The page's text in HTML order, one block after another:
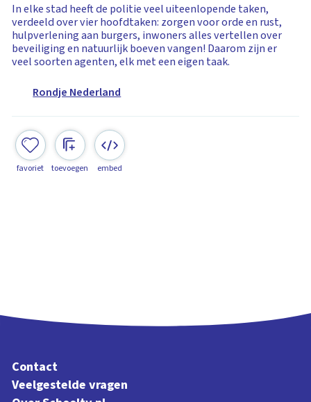
In elke stad heeft de politie veel uiteenlopende taken,
verdeeld over vier hoofdtaken: zorgen voor orde en rust,
hulpverlening aan burgers, inwoners alles vertellen over
beveiliging en natuurlijk boeven vangen! Daarom zijn er
veel soorten agenten, elk met een eigen taak.
Rondje Nederland
favoriet toevoegen embed
Contact
Veelgestelde vragen